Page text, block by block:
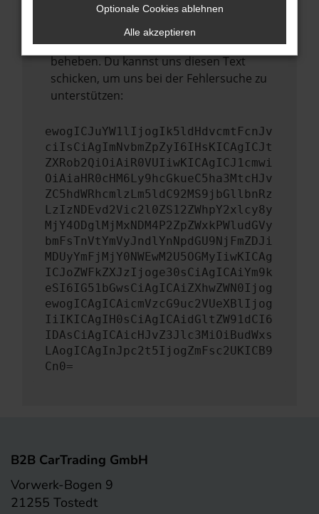
Wenn du alle oben genannten Schritte
versucht hast, kontaktiere uns bitte. Wir
werden versuchen, das Problem zu
beheben. Du kannst uns diesen Text
schicken, um uns bei der Fehlersuche zu
unterstützen:
ewogICJuYW1lIjogIk5ldHdvcmtFcnJv
ciIsCiAgImNvbmZpZyI6IHsKICAgICJt
ZXRob2QiOiAiR0VUIiwKICAgICJ1cmwi
OiAiaHR0cHM6Ly9hcGkueC5ha3MtcHJv
ZC5hdWRhcmlzLm5ldC92MS9jbGllbnRz
LzIzNDEvd2Vic2l0ZS12ZWhpY2xlcy8y
MjY4ODglMjMxNDM4P2ZpZWxkPWludGVy
bmFsTnVtYmVyJndlYnNpdGU9NjFmZDJi
MDUyYmFjMjY0NWEwM2U5OGMyIiwKICAg
ICJoZWFkZXJzIjoge30sCiAgICAiYm9k
eSI6IG51bGwsCiAgICAiZXhwZWN0Ijog
ewogICAgICAicmVzcG9uc2VUeXBlIjog
IiIKICAgIH0sCiAgICAidGltZW91dCI6
IDAsCiAgICAicHJvZ3Jlc3MiOiBudWxs
LAogICAgInJpc2t5IjogZmFsc2UKICB9
Cn0=
B2B CarTrading GmbH
Vorwerk-Bogen 9
21255 Tostedt
Optionale Cookies ablehnen
Alle akzeptieren